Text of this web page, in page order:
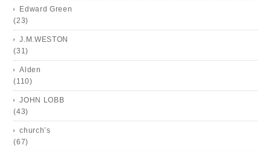
Edward Green
(23)
J.M.WESTON
(31)
Alden
(110)
JOHN LOBB
(43)
church’s
(67)